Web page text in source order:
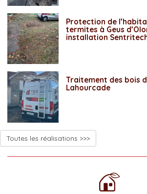
Protection de
termites à Geus
installation
Traitement des bois
Lahourcade
Toutes les réalisations >>>